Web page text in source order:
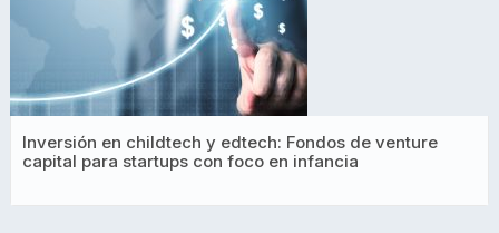
Inversión en childtech y edtech: Fondos de venture
capital para startups con foco en infancia